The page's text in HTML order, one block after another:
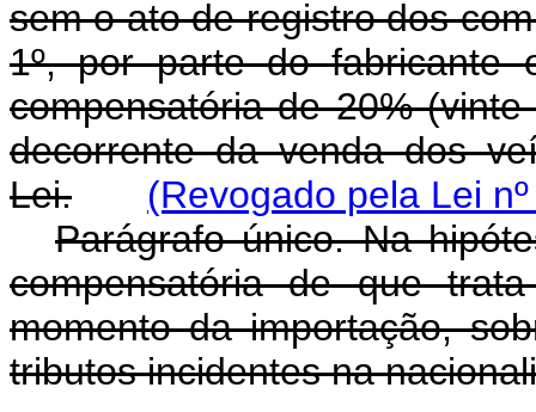
sem o ato de registro dos
1º, por parte do fabricante
compensatória de 20%
decorrente da venda dos
Lei.
(Revogado pela Lei
Parágrafo único. Na
compensatória de que
momento da importação,
tributos incidentes na